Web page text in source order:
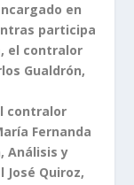
en
participa
el contralor
Gualdrón,
contralor
Fernanda
Análisis y
José Quiroz,